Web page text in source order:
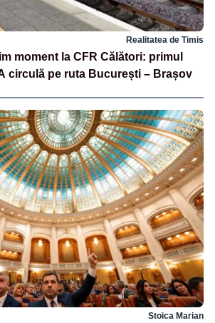
Realitatea de Timis
moment la CFR Călători: primul
circulă pe ruta București – Brașov
Stoica Marian